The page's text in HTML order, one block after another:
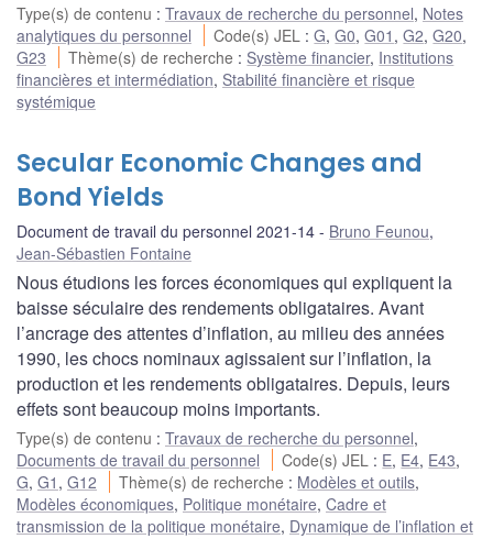
Type(s) de contenu : Travaux de recherche du personnel, Notes
analytiques du personnel
Code(s) JEL :G,G0,G01 ,G2,G20,
G23
Thème(s) de recherche : Système financier, Institutions
financières et intermédiation, Stabilité financière et risque
systémique
Secular Economic Changes and
Bond Yields
Document de travail du personnel 2021-14 Bruno Feunou,
Jean-Sébastien Fontaine
Nous étudions les forces économiques qui expliquent la
baisse séculaire des rendements obligataires. Avant
l’ancrage des attentes d’inflation, au milieu des années
1990, les chocs nominaux agissaient sur l’inflation, la
production et les rendements obligataires. Depuis, leurs
effets sont beaucoup moins importants.
Type(s) de contenu : Travaux de recherche du personnel,
Documents de travail du personnel
Code(s) JEL : E, E4, E43,
G, G1 , G12 Thème(s) de recherche : Modèles et outils,
Modèles économiques, Politique monétaire, Cadre et
transmission de la politique monétaire, Dynamique de l’inflation et